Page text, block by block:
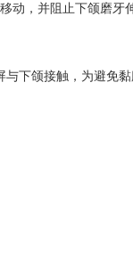
动，并阻止下颌磨牙
下颌接触，为避免黏